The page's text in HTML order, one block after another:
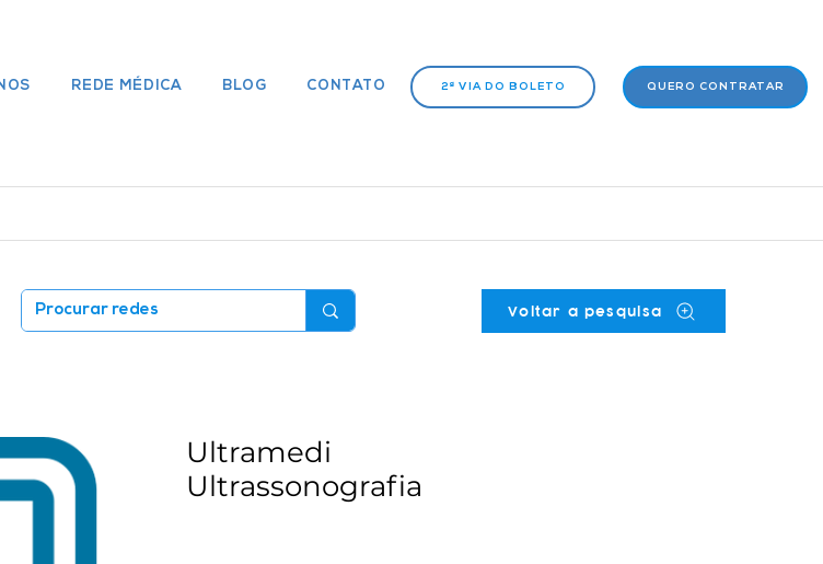
REDE MÉDICA BLOG CONTATO 2ª VIA DO BOLETO QUERO CONTRATAR
Voltar a pesquisa
Ultramedi
Ultrassonografia